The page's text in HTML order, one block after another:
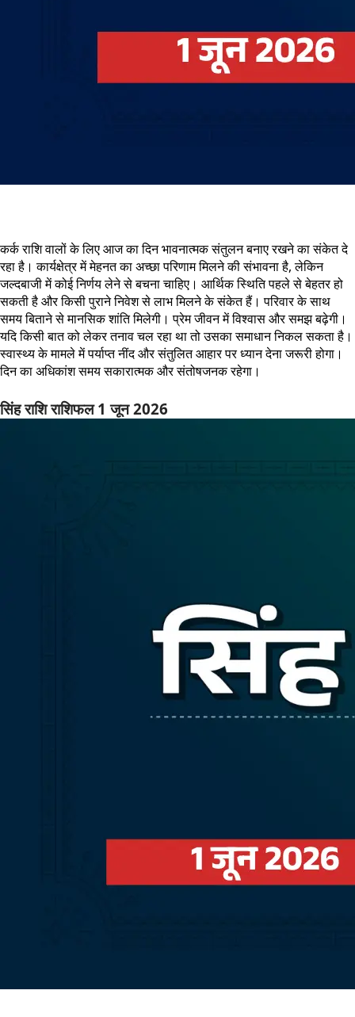
कर्क राशि वालों के लिए आज का दिन भावनात्मक संतुलन बनाए रखने का संकेत दे
रहा है। कार्यक्षेत्र में मेहनत का अच्छा परिणाम मिलने की संभावना है, लेकिन
जल्दबाजी में कोई निर्णय लेने से बचना चाहिए। आर्थिक स्थिति पहले से बेहतर हो
सकती है और किसी पुराने निवेश से लाभ मिलने के संकेत हैं। परिवार के साथ
समय बिताने से मानसिक शांति मिलेगी। प्रेम जीवन में विश्वास और समझ बढ़ेगी।
यदि किसी बात को लेकर तनाव चल रहा था तो उसका समाधान निकल सकता है।
स्वास्थ्य के मामले में पर्याप्त नींद और संतुलित आहार पर ध्यान देना जरूरी होगा।
दिन का अधिकांश समय सकारात्मक और संतोषजनक रहेगा।
सिंह राशि राशिफल 1 जून 2026